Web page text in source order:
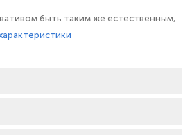
быть таким же естественным,
Sagami Xtreme Superthin
и естественных ощущений обоих
упаковка из 36 презервативов